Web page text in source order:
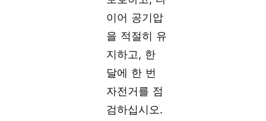
이어 공기압
을 적절히 유
지하고, 한
달에 한 번
자전거를 점
검하십시오.